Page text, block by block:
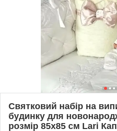
Святковий набір на
будинку для
розмір 85х85 см Lari